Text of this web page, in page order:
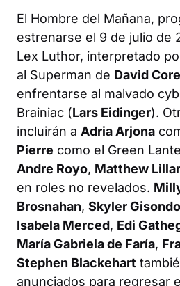
El Hombre del Mañana,
estrenarse el 9 de julio de
Lex Luthor, interpretado
al Superman de David
enfrentarse al malvado
Brainiac (Lars Eidinger).
incluirán a Adria Arjona
Pierre como el Green
Andre Royo, Matthew
en roles no revelados.
Brosnahan, Skyler Gisondo
Isabela Merced, Edi
María Gabriela de Faría,
Stephen Blackehart
anunciados para regresar